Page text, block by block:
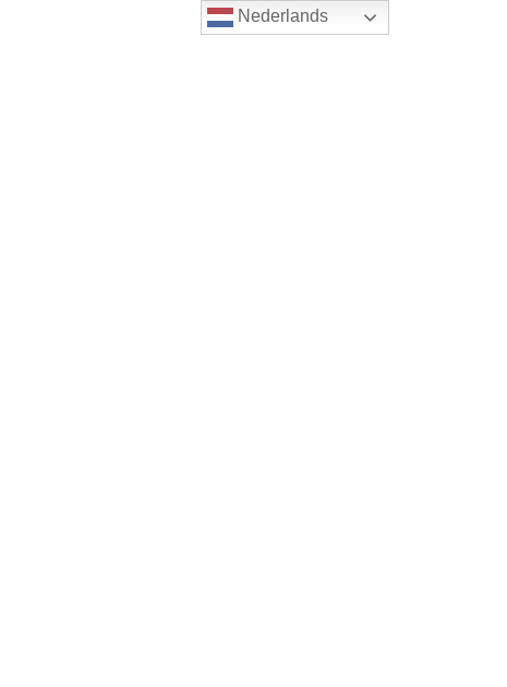
Nederlands